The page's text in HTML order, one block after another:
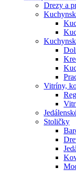
Drezy a
Vitríny,
Stoličky